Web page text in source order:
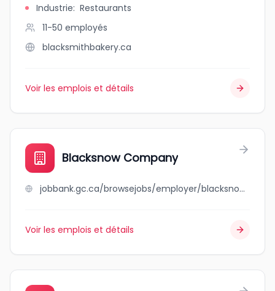
Industrie: Restaurants
11-50 employés
blacksmithbakery.ca
Voir les emplois et détails
Blacksnow Company
jobbank.gc.ca/browsejobs/employer/blacksnow+company/ca
Voir les emplois et détails